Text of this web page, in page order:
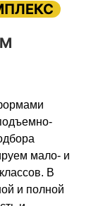
мало- и
В
и полной